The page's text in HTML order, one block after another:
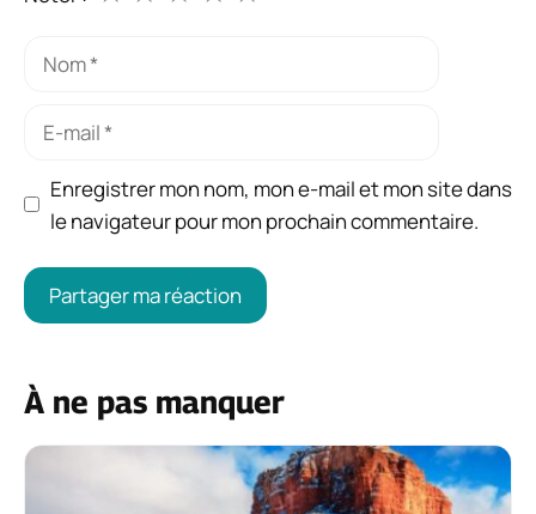
Nom
Enregistrer mon nom, mon e-mail et mon site dans
le navigateur pour mon prochain commentaire.
À ne pas manquer